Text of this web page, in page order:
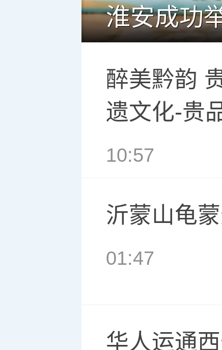
醉美黔韵
遗文化-贵
10:57
沂蒙山龟
01:47
华人运通